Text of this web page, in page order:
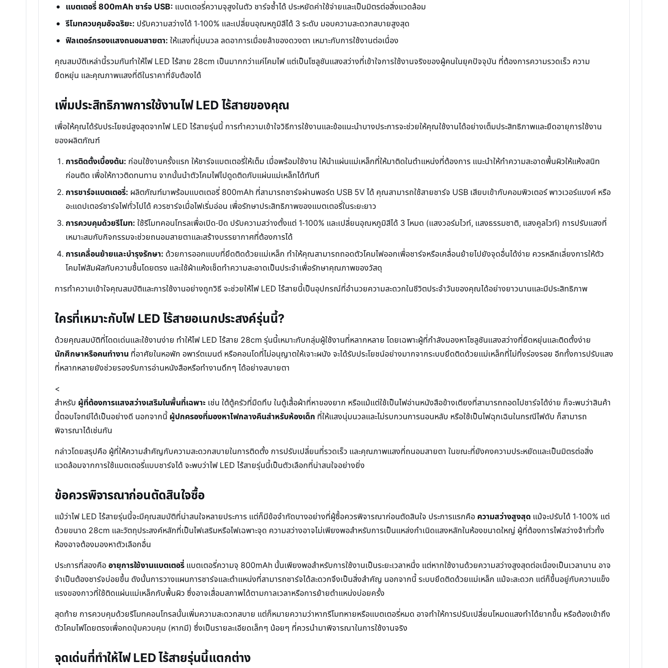
แบตเตอรี่ 800mAh ชาร์จ USB: แบตเตอรี่ความจุสูงในตัว ชาร์จซ้ำได้ ประหยัดค่าใช้จ่ายและเป็นมิตรต่อสิ่งแวดล้อม
รีโมทควบคุมอัจฉริยะ: ปรับความสว่างได้ 1-100% และเปลี่ยนอุณหภูมิสีได้ 3 ระดับ มอบความสะดวกสบายสูงสุด
ฟิลเตอร์กรองแสงถนอมสายตา: ให้แสงที่นุ่มนวล ลดอาการเมื่อยล้าของดวงตา เหมาะกับการใช้งานต่อเนื่อง
คุณสมบัติเหล่านี้รวมกันทำให้ไฟ LED ไร้สาย 28cm เป็นมากกว่าแค่โคมไฟ แต่เป็นโซลูชันแสงสว่างที่เข้าใจการใช้งานจริงของผู้คนในยุคปัจจุบัน ที่ต้องการความรวดเร็ว ความ
ยืดหยุ่น และคุณภาพแสงที่ดีในราคาที่จับต้องได้
เพิ่มประสิทธิภาพการใช้งานไฟ LED ไร้สายของคุณ
เพื่อให้คุณได้รับประโยชน์สูงสุดจากไฟ LED ไร้สายรุ่นนี้ การทำความเข้าใจวิธีการใช้งานและข้อแนะนำบางประการจะช่วยให้คุณใช้งานได้อย่างเต็มประสิทธิภาพและยืดอายุการใช้งาน
ของผลิตภัณฑ์
การติดตั้งเบื้องต้น: ก่อนใช้งานครั้งแรก ให้ชาร์จแบตเตอรี่ให้เต็ม เมื่อพร้อมใช้งาน ให้นำแผ่นแม่เหล็กที่ให้มาติดในตำแหน่งที่ต้องการ แนะนำให้ทำความสะอาดพื้นผิวให้แห้งสนิท
ก่อนติด เพื่อให้กาวติดทนทาน จากนั้นนำตัวโคมไฟไปดูดติดกับแผ่นแม่เหล็กได้ทันที
การชาร์จแบตเตอรี่: ผลิตภัณฑ์มาพร้อมแบตเตอรี่ 800mAh ที่สามารถชาร์จผ่านพอร์ต USB 5V ได้ คุณสามารถใช้สายชาร์จ USB เสียบเข้ากับคอมพิวเตอร์ พาวเวอร์แบงค์ หรือ
อะแดปเตอร์ชาร์จไฟทั่วไปได้ ควรชาร์จเมื่อไฟเริ่มอ่อน เพื่อรักษาประสิทธิภาพของแบตเตอรี่ในระยะยาว
การควบคุมด้วยรีโมท: ใช้รีโมทคอนโทรลเพื่อเปิด-ปิด ปรับความสว่างตั้งแต่ 1-100% และเปลี่ยนอุณหภูมิสีได้ 3 โหมด (แสงวอร์มไวท์, แสงธรรมชาติ, แสงคูลไวท์) การปรับแสงที่
เหมาะสมกับกิจกรรมจะช่วยถนอมสายตาและสร้างบรรยากาศที่ต้องการได้
การเคลื่อนย้ายและบำรุงรักษา: ด้วยการออกแบบที่ยึดติดด้วยแม่เหล็ก ทำให้คุณสามารถถอดตัวโคมไฟออกเพื่อชาร์จหรือเคลื่อนย้ายไปยังจุดอื่นได้ง่าย ควรหลีกเลี่ยงการให้ตัว
โคมไฟสัมผัสกับความชื้นโดยตรง และใช้ผ้าแห้งเช็ดทำความสะอาดเป็นประจำเพื่อรักษาคุณภาพของวัสดุ
การทำความเข้าใจคุณสมบัติและการใช้งานอย่างถูกวิธี จะช่วยให้ไฟ LED ไร้สายนี้เป็นอุปกรณ์ที่อำนวยความสะดวกในชีวิตประจำวันของคุณได้อย่างยาวนานและมีประสิทธิภาพ
ใครที่เหมาะกับไฟ LED ไร้สายอเนกประสงค์รุ่นนี้?
ด้วยคุณสมบัติที่โดดเด่นและใช้งานง่าย ทำให้ไฟ LED ไร้สาย 28cm รุ่นนี้เหมาะกับกลุ่มผู้ใช้งานที่หลากหลาย โดยเฉพาะผู้ที่กำลังมองหาโซลูชันแสงสว่างที่ยืดหยุ่นและติดตั้งง่าย
นักศึกษาหรือคนทำงาน ที่อาศัยในหอพัก อพาร์ตเมนต์ หรือคอนโดที่ไม่อนุญาตให้เจาะผนัง จะได้รับประโยชน์อย่างมากจากระบบยึดติดด้วยแม่เหล็กที่ไม่ทิ้งร่องรอย อีกทั้งการปรับแสง
ที่หลากหลายยังช่วยรองรับการอ่านหนังสือหรือทำงานดึกๆ ได้อย่างสบายตา
<
สำหรับ ผู้ที่ต้องการแสงสว่างเสริมในพื้นที่เฉพาะ เช่น ใต้ตู้ครัวที่มืดทึบ ในตู้เสื้อผ้าที่หาของยาก หรือแม้แต่ใช้เป็นไฟอ่านหนังสือข้างเตียงที่สามารถถอดไปชาร์จได้ง่าย ก็จะพบว่าสินค้า
นี้ตอบโจทย์ได้เป็นอย่างดี นอกจากนี้ ผู้ปกครองที่มองหาไฟกลางคืนสำหรับห้องเด็ก ที่ให้แสงนุ่มนวลและไม่รบกวนการนอนหลับ หรือใช้เป็นไฟฉุกเฉินในกรณีไฟดับ ก็สามารถ
พิจารณาได้เช่นกัน
กล่าวโดยสรุปคือ ผู้ที่ให้ความสำคัญกับความสะดวกสบายในการติดตั้ง การปรับเปลี่ยนที่รวดเร็ว และคุณภาพแสงที่ถนอมสายตา ในขณะที่ยังคงความประหยัดและเป็นมิตรต่อสิ่ง
แวดล้อมจากการใช้แบตเตอรี่แบบชาร์จได้ จะพบว่าไฟ LED ไร้สายรุ่นนี้เป็นตัวเลือกที่น่าสนใจอย่างยิ่ง
ข้อควรพิจารณาก่อนตัดสินใจซื้อ
แม้ว่าไฟ LED ไร้สายรุ่นนี้จะมีคุณสมบัติที่น่าสนใจหลายประการ แต่ก็มีข้อจำกัดบางอย่างที่ผู้ซื้อควรพิจารณาก่อนตัดสินใจ ประการแรกคือ ความสว่างสูงสุด แม้จะปรับได้ 1-100% แต่
ด้วยขนาด 28cm และวัตถุประสงค์หลักที่เป็นไฟเสริมหรือไฟเฉพาะจุด ความสว่างอาจไม่เพียงพอสำหรับการเป็นแหล่งกำเนิดแสงหลักในห้องขนาดใหญ่ ผู้ที่ต้องการไฟสว่างจ้าทั่วทั้ง
ห้องอาจต้องมองหาตัวเลือกอื่น
ประการที่สองคืออายุการใช้งานแบตเตอรี่ แบตเตอรี่ความจุ 800mAh นั้นเพียงพอสำหรับการใช้งานเป็นระยะเวลาหนึ่ง แต่หากใช้งานด้วยความสว่างสูงสุดต่อเนื่องเป็นเวลานาน อาจ
จำเป็นต้องชาร์จบ่อยขึ้น ดังนั้นการวางแผนการชาร์จและตำแหน่งที่สามารถชาร์จได้สะดวกจึงเป็นสิ่งสำคัญ นอกจากนี้ ระบบยึดติดด้วยแม่เหล็ก แม้จะสะดวก แต่ก็ขึ้นอยู่กับความแข็ง
แรงของกาวที่ใช้ติดแผ่นแม่เหล็กกับพื้นผิว ซึ่งอาจเสื่อมสภาพได้ตามกาลเวลาหรือการย้ายตำแหน่งบ่อยครั้ง
สุดท้าย การควบคุมด้วยรีโมทคอนโทรลนั้นเพิ่มความสะดวกสบาย แต่ก็หมายความว่าหากรีโมทหายหรือแบตเตอรี่หมด อาจทำให้การปรับเปลี่ยนโหมดแสงทำได้ยากขึ้น หรือต้องเข้าถึง
ตัวโคมไฟโดยตรงเพื่อกดปุ่มควบคุม (หากมี) ซึ่งเป็นรายละเอียดเล็กๆ น้อยๆ ที่ควรนำมาพิจารณาในการใช้งานจริง
จุดเด่นที่ทำให้ไฟ LED ไร้สายรุ่นนี้แตกต่าง